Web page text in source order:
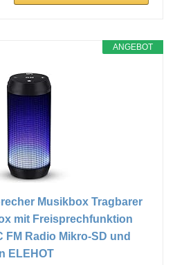
ANGEBOT
Musikbox Tragbarer
mit Freisprechfunktion
FM Radio Mikro-SD und
ELEHOT